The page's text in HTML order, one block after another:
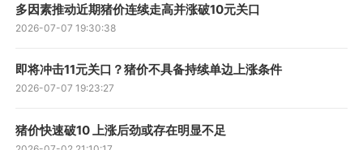
多因素推动近期猪价连续走高并涨破10元关口
2026-07-07 19:30:38
即将冲击11元关口？猪价不具备持续单边上涨条件
2026-07-07 19:23:27
猪价快速破10 上涨后劲或存在明显不足